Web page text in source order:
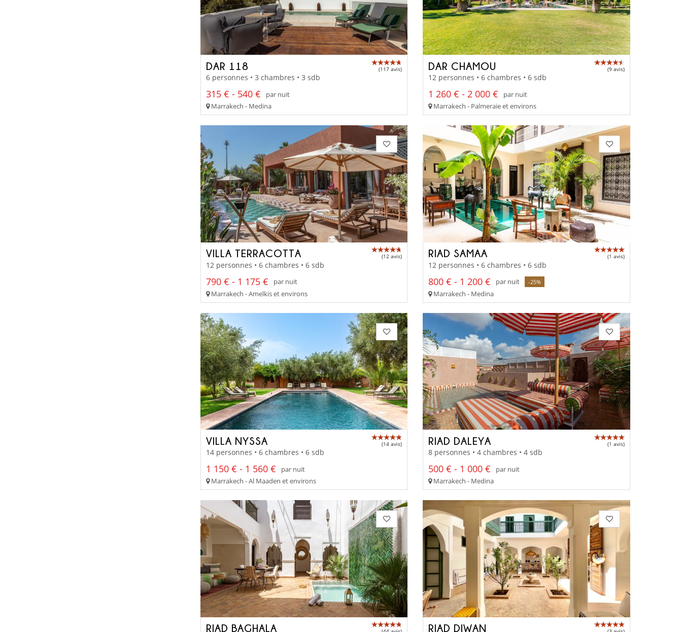
DAR 118 (117 avis)
6 personnes • 3 chambres • 3 sdb
315 € - 540 €
par nuit
Marrakech - Medina
DAR CHAMOU (9 avis)
12 personnes • 6 chambres • 6 sdb
1 260 € - 2 000 €
par nuit
Marrakech - Palmeraie et environs
VILLA TERRACOTTA (12 avis)
12 personnes • 6 chambres • 6 sdb
790 € - 1 175 €
par nuit
Marrakech - Amelkis et environs
RIAD SAMAA (1 avis)
12 personnes • 6 chambres • 6 sdb
800 € - 1 200 € par nuit -25%
Marrakech - Medina
VILLA NYSSA (14 avis)
14 personnes • 6 chambres • 6 sdb
1 150 € - 1 560 €
par nuit
Marrakech - Al Maaden et environs
RIAD DALEYA (1 avis)
8 personnes • 4 chambres • 4 sdb
500 € - 1 000 €
par nuit
Marrakech - Medina
RIAD BAGHALA RIAD DIWAN